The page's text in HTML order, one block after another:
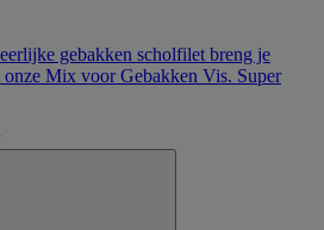
gebakken scholfilet breng je
Mix voor Gebakken Vis. Super